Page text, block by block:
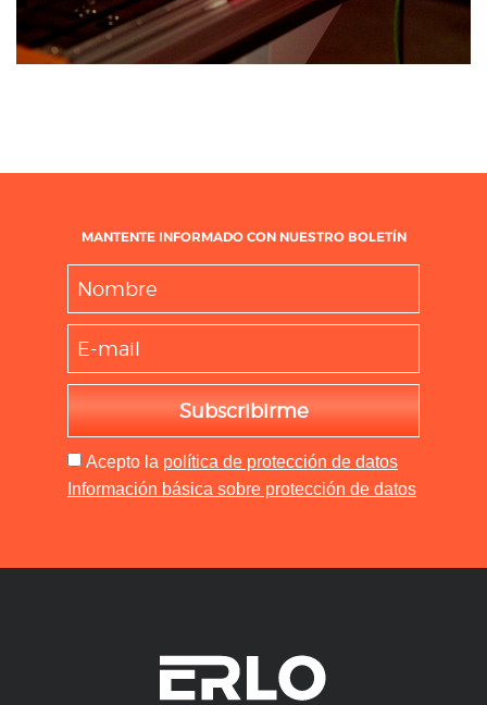
MANTENTE INFORMADO CON NUESTRO BOLETÍN
Subscribirme
Acepto la política de protección de datos
Información básica sobre protección de datos